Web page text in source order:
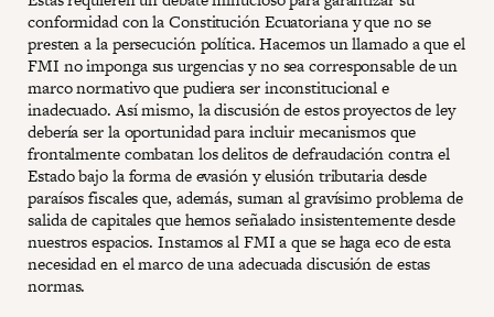
conformidad con la Constitución Ecuatoriana y que no se
presten a la persecución política. Hacemos un llamado a que el
FMI no imponga sus urgencias y no sea corresponsable de un
marco normativo que pudiera ser inconstitucional e
inadecuado. Así mismo, la discusión de estos proyectos de ley
debería ser la oportunidad para incluir mecanismos que
frontalmente combatan los delitos de defraudación contra el
Estado bajo la forma de evasión y elusión tributaria desde
paraísos fiscales que, además, suman al gravísimo problema de
salida de capitales que hemos señalado insistentemente desde
nuestros espacios. Instamos al FMI a que se haga eco de esta
necesidad en el marco de una adecuada discusión de estas
normas.